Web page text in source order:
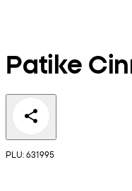
Patike
PLU: 631995